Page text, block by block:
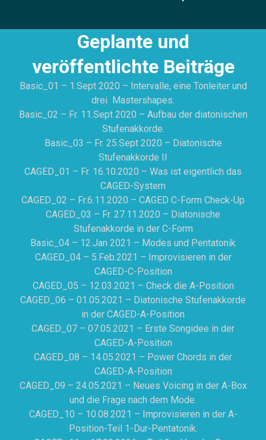
Geplante und
veröffentlichte Beiträge
Basic_01 – 1.Sept 2020 – Intervalle, eine Tonleiter und
drei Mastershapes.
Basic_02 – Fr. 11.Sept 2020 – Aufbau der diatonischen
Stufenakkorde.
Basic_03 – Fr. 25.Sept 2020 – Diatonische
Stufenakkorde II
CAGED_01 – Fr. 16.10.2020 – Was ist eigentlich das
CAGED-System
CAGED_02 – Fr.6.11.2020 – CAGED C-Form Check-Up
CAGED_03 – Fr. 27.11.2020 – Diatonische
Stufenakkorde in der C-Form
Basic_04 – 12.Jan 2021 – Modes und Pentatonik
CAGED_04 – 5.Feb.2021 – Improvisieren in der
CAGED-C-Position
CAGED_05 – 12.03.2021 – Check die A-Position
CAGED_06 – 01.05.2021 – Diatonische Stufenakkorde
in der CAGED-A-Position
CAGED_07 – 07.05.2021 – Erste Songidee in der
CAGED-A-Position
CAGED_08 – 14.05.2021 – Power Chords in der
CAGED-A-Position
CAGED_09 – 24.05.2021 – Neues Voicing in der A-Box
und die Frage nach dem Mode.
CAGED_10 – 10.08.2021 – Improvisieren in der A-
Position-Teil 1-Dur-Pentatonik.